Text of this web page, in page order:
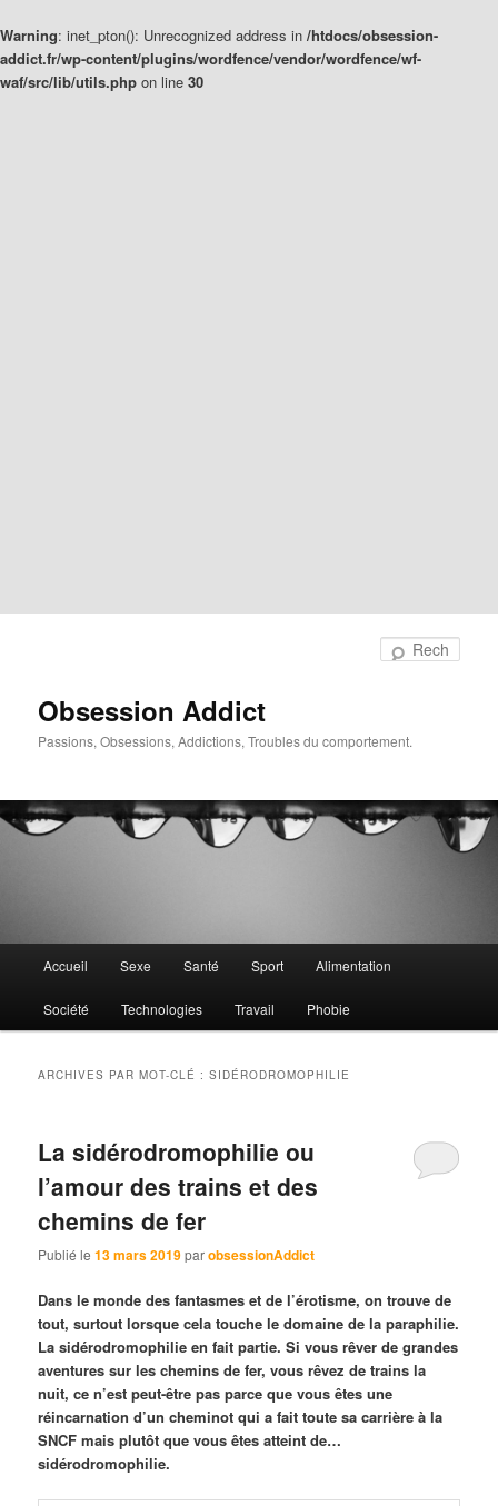
Warning: inet_pton(): Unrecognized address in /htdocs/obsession-
addict.fr/wp-content/plugins/wordfence/vendor/wordfence/wf-
waf/src/lib/utils.php on line 30
Obsession Addict
Passions, Obsessions, Addictions, Troubles du comportement.
principal
Accueil Sexe Santé Sport Alimentation
Société Technologies Travail Phobie
ARCHIVES PAR MOT-CLÉ :SIDÉRODROMOPHILIE
La sidérodromophilie ou
l’amour des trains et des
chemins de fer
Publié le13 mars 2019parobsessionAddict
Dans le monde des fantasmes et de l’érotisme, on trouve de
tout, surtout lorsque cela touche le domaine de la paraphilie.
La sidérodromophilie en fait partie. Si vous rêver de grandes
aventures sur les chemins de fer, vous rêvez de trains la
nuit, ce n’est peut-être pas parce que vous êtes une
réincarnation d’un cheminot qui a fait toute sa carrière à la
SNCF mais plutôt que vous êtes atteint de…
sidérodromophilie.